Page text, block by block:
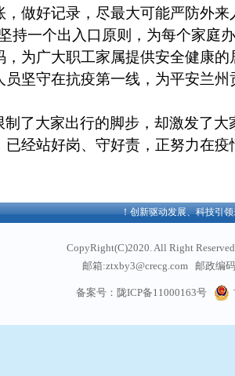
，做好记录，尽最大可能严防外
持一个出入口原则，为每个家庭
，为广大职工家属提供安全健康
员坚守在抗疫第一线，为平安兰州
制了大家出行的脚步，却激发了
已经站好岗、守好责，正努力在
学院有限公司官方网站！创新驱动发展、科技引领未
CopyRight(C)2020. All Right
邮箱:ztxby3@crecg.com 邮政编
通信地址: 甘肃省兰
备案号：陇ICP备11000163号